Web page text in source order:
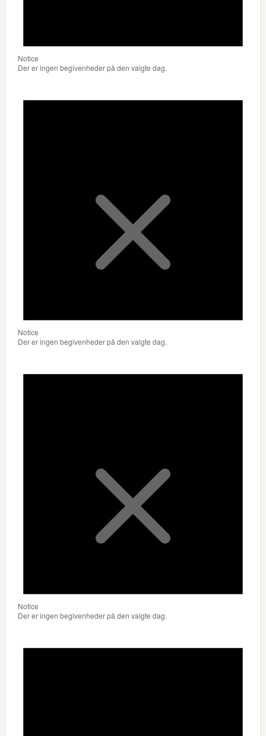
Notice
Der er ingen begivenheder på den valgte dag.
Notice
Der er ingen begivenheder på den valgte dag.
Notice
Der er ingen begivenheder på den valgte dag.